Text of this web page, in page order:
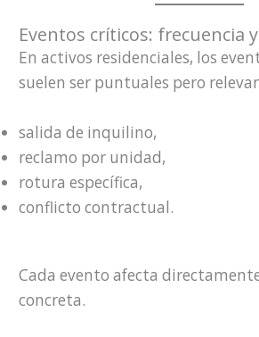
Eventos críticos: frecuencia
En activos residenciales, los
suelen ser puntuales pero
salida de inquilino,
reclamo por unidad,
rotura específica,
conflicto contractual.
Cada evento afecta
concreta.